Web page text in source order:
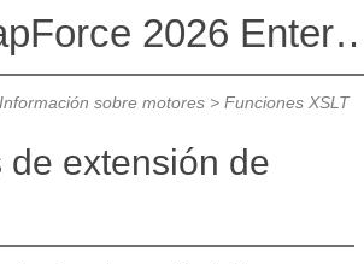
Altova MapForce 2026
Información sobre motores> Funciones XSLT
de extensión de